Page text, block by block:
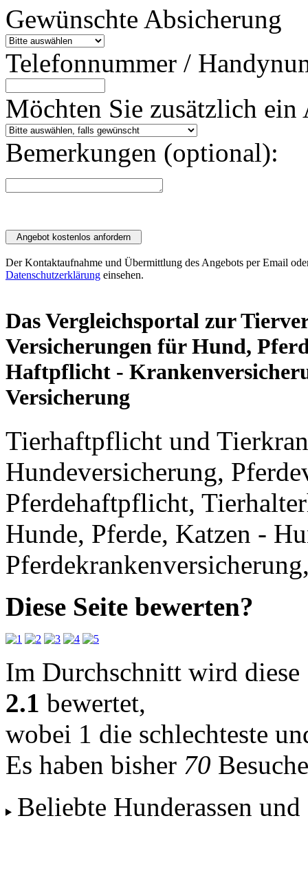
Gewünschte Absicherung
Telefonnummer /
Möchten Sie zusätzlich ein
Bemerkungen (optional):
Der Kontaktaufnahme und Übermittlung des Angebots per Email
Datenschutzerklärung einsehen.
Das Vergleichsportal zur
Versicherungen für Hund,
Haftpflicht -
Versicherung
Tierhaftpflicht und
Hundeversicherung,
Pferdehaftpflicht,
Hunde, Pferde, Katzen -
Diese Seite bewerten?
Im Durchschnitt wird
2.1 bewertet,
wobei 1 die schlechteste
Es haben bisher 70
Beliebte Hunderassen und